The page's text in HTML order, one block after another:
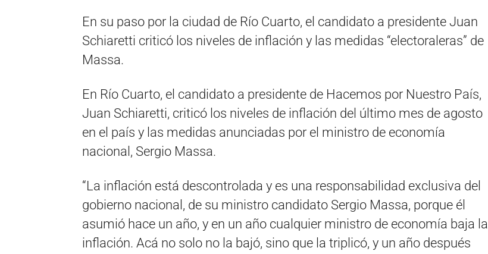
En su paso por la ciudad de Río Cuarto, el candidato a presidente Juan
Schiaretti criticó los niveles de inflación y las medidas “electoraleras” de
Massa.
En Río Cuarto, el candidato a presidente de Hacemos por Nuestro País,
Juan Schiaretti, criticó los niveles de inflación del último mes de agosto
en el país y las medidas anunciadas por el ministro de economía
nacional, Sergio Massa.
“La inflación está descontrolada y es una responsabilidad exclusiva del
gobierno nacional, de su ministro candidato Sergio Massa, porque él
asumió hace un año, y en un año cualquier ministro de economía baja la
inflación. Acá no solo no la bajó, sino que la triplicó, y un año después